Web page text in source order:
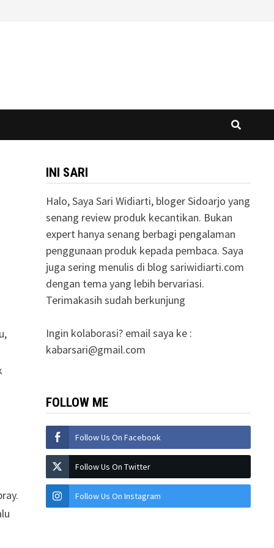
INI SARI
Halo, Saya Sari Widiarti, bloger Sidoarjo yang
senang review produk kecantikan. Bukan
expert hanya senang berbagi pengalaman
penggunaan produk kepada pembaca. Saya
juga sering menulis di blog sariwidiarti.com
dengan tema yang lebih bervariasi.
Terimakasih sudah berkunjung
Ingin kolaborasi? email saya ke :
kabarsari@gmail.com
FOLLOW ME
Follow Us On Facebook
Follow Us On Twitter
Follow Us On Instagram